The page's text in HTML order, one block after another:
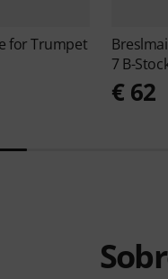
for Trumpet
7 B-
€ 62